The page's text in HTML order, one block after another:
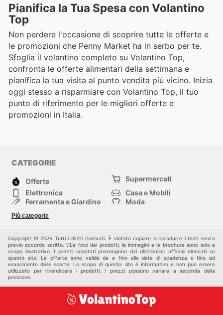
Pianifica la Tua Spesa con Volantino
Top
Non perdere l'occasione di scoprire tutte le offerte e
le promozioni che Penny Market ha in serbo per te.
Sfoglia il volantino completo su Volantino Top,
confronta le offerte alimentari della settimana e
pianifica la tua visita al punto vendita più vicino. Inizia
oggi stesso a risparmiare con Volantino Top, il tuo
punto di riferimento per le migliori offerte e
promozioni in Italia.
CATEGORIE
Offerte
Supermercati
Elettronica
Casa e Mobili
Ferramenta e Giardino
Moda
Bambini e Neonati
Più categorie
Copyright © 2026 Tutti i diritti riservati. È vietato copiare o riprodurre i testi senza
previo accordo scritto. \"Le foto dei prodotti, le immagini e le brochure sono solo a
scopo illustrativo. I prezzi scontati provengono dai distributori ufficiali elencati su
questo sito. Le offerte sono valide da e fino alla data di scadenza o fino ad
esaurimento delle scorte. Lo scopo di questo sito è informativo e non può essere
utilizzato per rivendicare i prodotti. I prezzi possono variare a seconda della
posizione.